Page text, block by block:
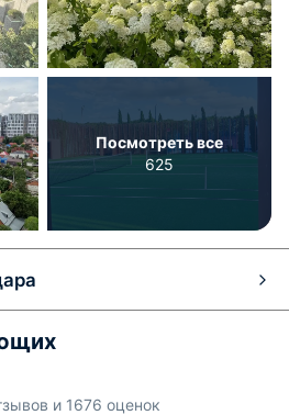
Посмотреть все
625
и 1676 оценок